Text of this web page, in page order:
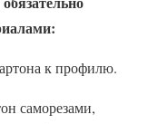
к профилю.
саморезами,